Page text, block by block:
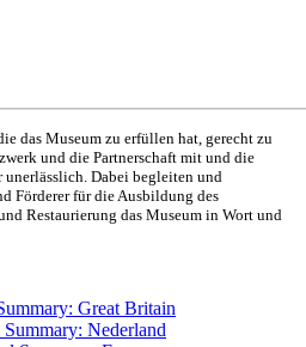
das Museum zu erfüllen hat, gerecht zu
und die Partnerschaft mit und die
unerlässlich. Dabei begleiten und
Förderer für die Ausbildung des
Restaurierung das Museum in Wort und